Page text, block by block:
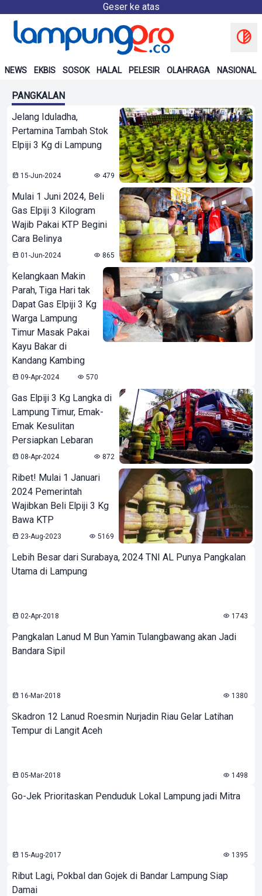
Geser ke atas
NEWS EKBIS SOSOK HALAL PELESIR OLAHRAGA NASIONAL
PANGKALAN
Jelang Iduladha,
Pertamina Tambah Stok
Elpiji 3 Kg di Lampung
15-Jun-2024 479
Mulai 1 Juni 2024, Beli
Gas Elpiji 3 Kilogram
Wajib Pakai KTP Begini
Cara Belinya
01-Jun-2024 865
Kelangkaan Makin
Parah, Tiga Hari tak
Dapat Gas Elpiji 3 Kg
Warga Lampung
Timur Masak Pakai
Kayu Bakar di
Kandang Kambing
09-Apr-2024 570
Gas Elpiji 3 Kg Langka di
Lampung Timur, Emak-
Emak Kesulitan
Persiapkan Lebaran
08-Apr-2024 872
Ribet! Mulai 1 Januari
2024 Pemerintah
Wajibkan Beli Elpiji 3 Kg
Bawa KTP
23-Aug-2023 5169
Lebih Besar dari Surabaya, 2024 TNI AL Punya Pangkalan
Utama di Lampung
02-Apr-2018 1743
Pangkalan Lanud M Bun Yamin Tulangbawang akan Jadi
Bandara Sipil
16-Mar-2018 1380
Skadron 12 Lanud Roesmin Nurjadin Riau Gelar Latihan
Tempur di Langit Aceh
05-Mar-2018 1498
Go-Jek Prioritaskan Penduduk Lokal Lampung jadi Mitra
15-Aug-2017 1395
Ribut Lagi, Pokbal dan Gojek di Bandar Lampung Siap
Damai